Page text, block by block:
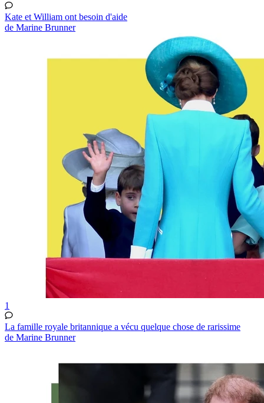
Kate et William ont besoin d'aide
de Marine Brunner
1
La famille royale britannique a vécu quelque chose de rarissime
de Marine Brunner